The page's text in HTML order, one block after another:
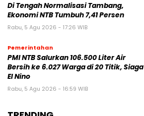
Di Tengah Normalisasi Tambang,
Ekonomi NTB Tumbuh 7,41 Persen
Rabu, 5 Agu 2026 - 17:26 WIB
Pemerintahan
PMI NTB Salurkan 106.500 Liter Air
Bersih ke 6.027 Warga di 20 Titik, Siaga
El Nino
Rabu, 5 Agu 2026 - 16:59 WIB